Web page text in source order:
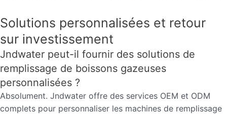
Solutions personnalisées et retour
sur investissement
Jndwater peut-il fournir des solutions de
remplissage de boissons gazeuses
personnalisées ?
Absolument. Jndwater offre des services OEM et ODM
complets pour personnaliser les machines de remplissage